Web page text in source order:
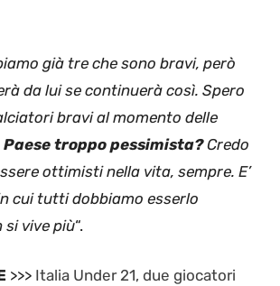
già tre che sono bravi, però
da lui se continuerà così. Spero
bravi al momento delle
Paese troppo pessimista?Credo
ottimisti nella vita, sempre. E’
cui tutti dobbiamo esserlo
vive più“.
>>> Italia Under 21, due giocatori